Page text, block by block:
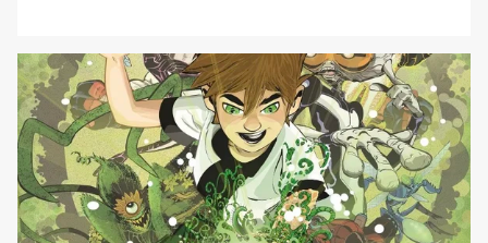
mattinata del 1° marzo. Jacopo Camagni si era messo in
luce nel 1998 con una graphic novel di Lupin III [']